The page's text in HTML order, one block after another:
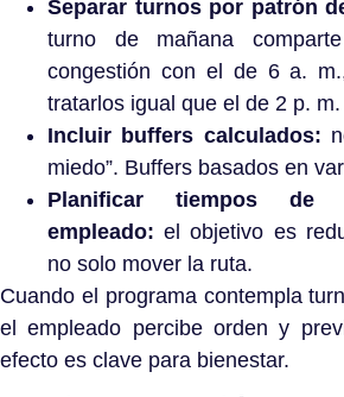
Separar turnos por patrón
turno de mañana
congestión con el de 6 a.
tratarlos igual que el de 2 p. m.
Incluir buffers calculados:
miedo”. Buffers basados en
Planificar tiempos de
empleado: el objetivo es
no solo mover la ruta.
Cuando el programa contempla
el empleado percibe orden y
efecto es clave para bienestar.